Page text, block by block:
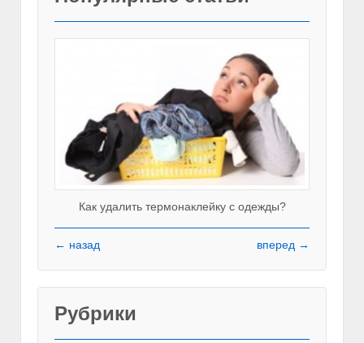
Как удалить термонаклейку с одежды?
← назад вперед →
Рубрики